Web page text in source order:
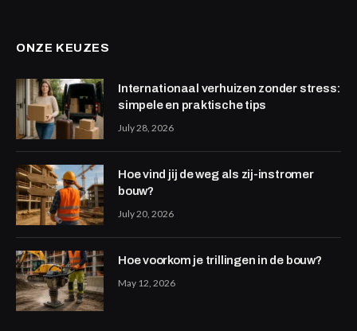
ONZE KEUZES
Internationaal verhuizen zonder stress:
simpele en praktische tips
July 28, 2026
Hoe vind jij de weg als zij-instromer
bouw?
July 20, 2026
Hoe voorkom je trillingen in de bouw?
May 12, 2026